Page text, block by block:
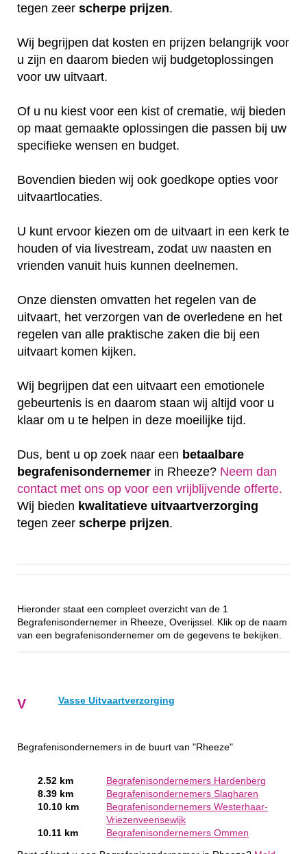
tegen zeer scherpe prijzen.
Wij begrijpen dat kosten en prijzen belangrijk voor
u zijn en daarom bieden wij budgetoplossingen
voor uw uitvaart.
Of u nu kiest voor een kist of crematie, wij bieden
op maat gemaakte oplossingen die passen bij uw
specifieke wensen en budget.
Bovendien bieden wij ook goedkope opties voor
uitvaartlocaties.
U kunt ervoor kiezen om de uitvaart in een kerk te
houden of via livestream, zodat uw naasten en
vrienden vanuit huis kunnen deelnemen.
Onze diensten omvatten het regelen van de
uitvaart, het verzorgen van de overledene en het
regelen van alle praktische zaken die bij een
uitvaart komen kijken.
Wij begrijpen dat een uitvaart een emotionele
gebeurtenis is en daarom staan wij altijd voor u
klaar om u te helpen in deze moeilijke tijd.
Dus, bent u op zoek naar een betaalbare
begrafenisondernemer in Rheeze? Neem dan
contact met ons op voor een vrijblijvende offerte‎.
Wij bieden kwalitatieve uitvaartverzorging
tegen zeer scherpe prijzen.
Hieronder staat een compleet overzicht van de 1
Begrafenisondernemer in Rheeze, Overijssel. Klik op de naam
van een begrafenisondernemer om de gegevens te bekijken.
V Vasse Uitvaartverzorging
Begrafenisondernemers in de buurt van "Rheeze"
2.52 km
Begrafenisondernemers Hardenberg
8.39 km
Begrafenisondernemers Slagharen
10.10 km
Begrafenisondernemers Westerhaar-
Vriezenveensewijk
10.11 km
Begrafenisondernemers Ommen